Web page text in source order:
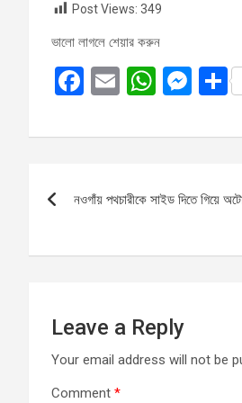
Post Views: 349
ভালো লাগলে শেয়ার করুন
F
ce
o
k
E
ail
W
at
A
p
M
se
g
S
navigation
নওগাঁয় পথচারীকে সাইড দিতে গিয়ে
Leave a Reply
Your email address will not be
Comment *